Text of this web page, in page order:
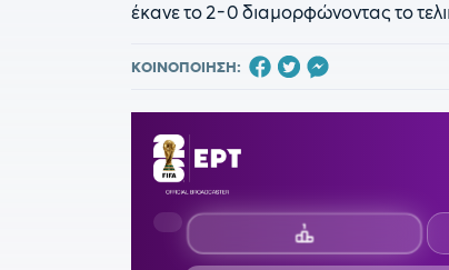
έκανε το 2-0 διαμορφώνοντας το
ΚΟΙΝΟΠΟΙΗΣΗ: